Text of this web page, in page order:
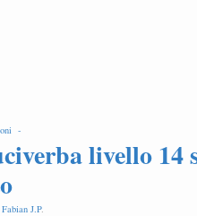
-
livello 14
Fabian J.P.